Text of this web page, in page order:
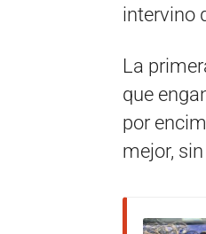
intervino
La
que
por
mejor,